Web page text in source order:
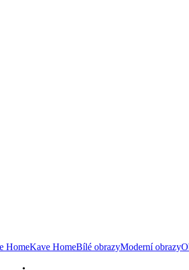
HomeKave HomeBílé obrazyModerní obrazy